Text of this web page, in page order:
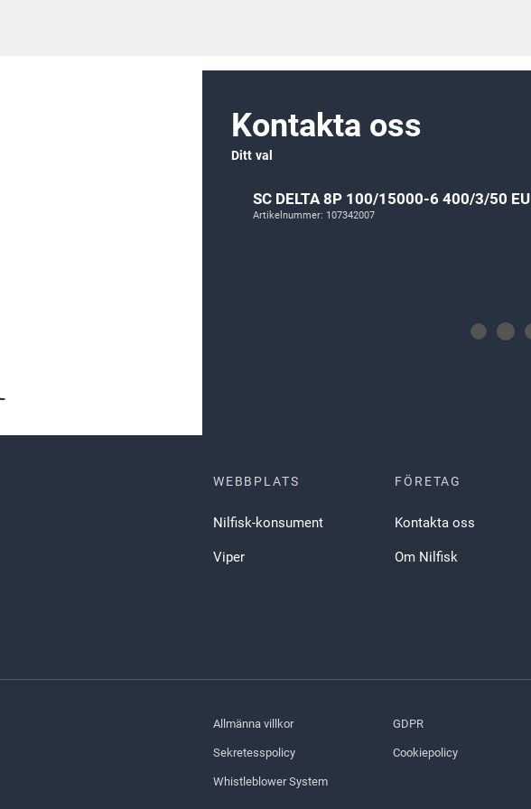
Kontakta oss
Ditt val
SC DELTA 8P 100/15000-6 400/3/50 EU
Artikelnummer: 107342007
WEBBPLATS
Nilfisk-konsument
Viper
FÖRETAG
Kontakta oss
Om Nilfisk
Allmänna villkor GDPR
Sekretesspolicy Cookiepolicy
Whistleblower System